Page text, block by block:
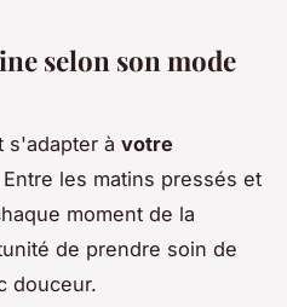
selon son mode
s'adapter à votre
les matins pressés et
moment de la
de prendre soin de
douceur.